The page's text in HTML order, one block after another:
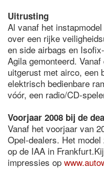
Uitrusting
Al vanaf het
over een rijke
en side airbags en
Agila gemonteerd.
uitgerust met airco, een
elektrisch bedienbare
vóór, een radio/CD-
Voorjaar 2008 bij de
Vanaf het voorjaar van
Opel-dealers. Het
op de IAA in
impressies op